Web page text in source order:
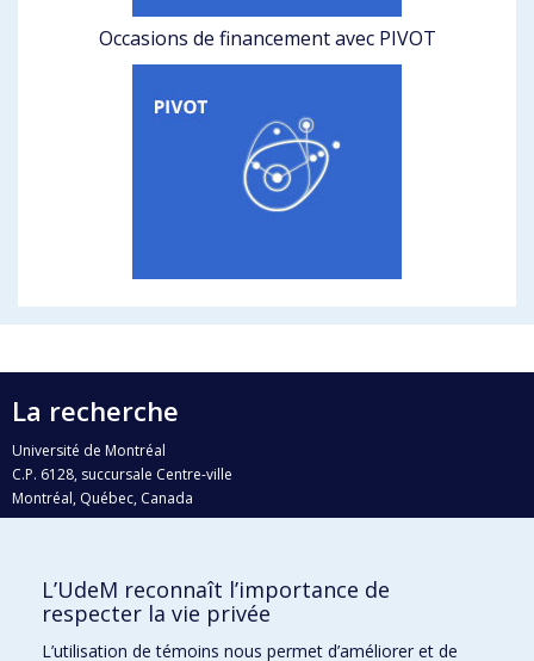
Occasions de financement avec PIVOT
La recherche
Université de Montréal
C.P. 6128, succursale Centre-ville
Montréal, Québec, Canada
H3C 3J7
Qui fait quoi?
Nous trouver
L’UdeM reconnaît l’importance de
respecter la vie privée
L’utilisation de témoins nous permet d’améliorer et de